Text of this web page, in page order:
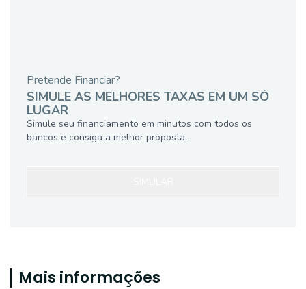
Pretende Financiar?
SIMULE AS MELHORES TAXAS EM UM SÓ
LUGAR
Simule seu financiamento em minutos com todos os
bancos e consiga a melhor proposta.
Mais informações